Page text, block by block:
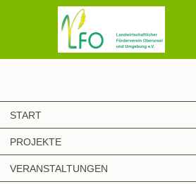
START
PROJEKTE
VERANSTALTUNGEN